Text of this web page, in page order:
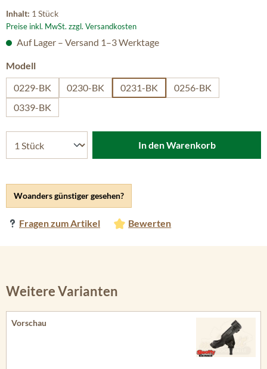
Inhalt: 1 Stück
Preise inkl. MwSt. zzgl. Versandkosten
Woanders günstiger gesehen?
Fragen zum Artikel Bewerten
Auf Lager – Versand 1–3 Werktage
Modellauswählen
0229-BK
0230-BK 0231-BK
0256-BK
0339-BK
In den Warenkorb
Weitere Varianten